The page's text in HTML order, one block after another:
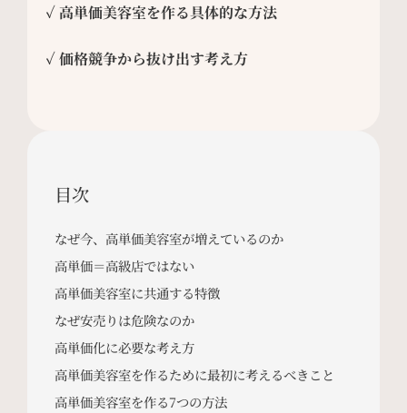
✓ 高単価美容室を作る具体的な方法
✓ 価格競争から抜け出す考え方
目次
なぜ今、高単価美容室が増えているのか
高単価＝高級店ではない
高単価美容室に共通する特徴
なぜ安売りは危険なのか
高単価化に必要な考え方
高単価美容室を作るために最初に考えるべきこと
高単価美容室を作る7つの方法